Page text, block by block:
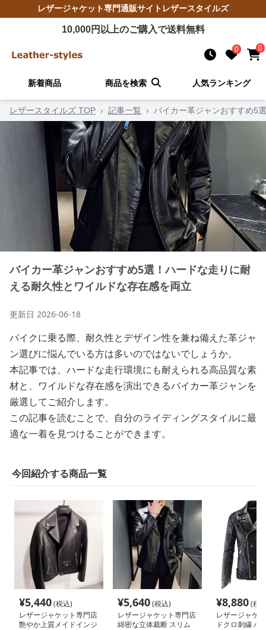
レザージャケット専門通販サイト レザースタイルズ
10,000円以上のご購入で送料無料
0 0
新着商品 商品を検索 人気ランキング
レザースタイルズ TOP › 記事一覧 › バイカー革ジャンおすすめ5
バイカー革ジャンおすすめ5選！ハードな走りに耐
える耐久性とワイルドな存在感を両立
更新日 2026-06-18
バイクに乗る際、耐久性とデザイン性を兼ね備えた革ジャ
ン選びに悩んでいる方は多いのではないでしょうか。
本記事では、ハードな走行環境にも耐えられる高品質な素
材と、ワイルドな存在感を演出できるバイカー革ジャンを
厳選してご紹介します。
この記事を読むことで、自分のライディングスタイルに最
適な一着を見つけることができます。
今回紹介する商品一覧
¥5,440(税込)
レザージャケット専門店
艶やか上質メイドインジ
¥5,640(税込)
レザージャケット専門店
綿密な立体裁断 スリム
¥8,880(税
レザージャケ
ドクロ刺繍 バ